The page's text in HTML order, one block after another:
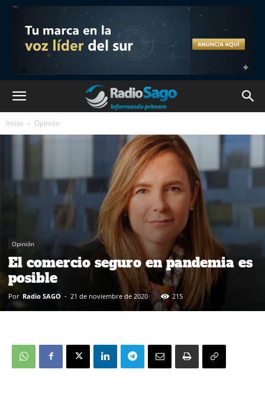
Inicio Opinión
Opinión
El comercio seguro en pandemia es
posible
Por Radio SAGO - 21 de noviembre de 2020 215